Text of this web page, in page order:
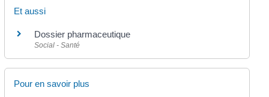
Et aussi
Dossier pharmaceutique
Social - Santé
Pour en savoir plus